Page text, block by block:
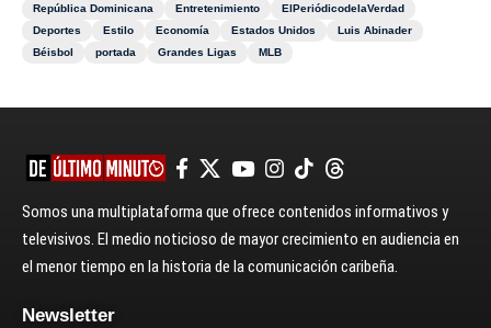
República Dominicana
Entretenimiento
ElPeriódicodelaVerdad
Deportes
Estilo Economía Estados Unidos
Luis Abinader
Béisbol
portada Grandes Ligas MLB
Somos una multiplataforma que ofrece contenidos informativos y
televisivos. El medio noticioso de mayor crecimiento en audiencia en
el menor tiempo en la historia de la comunicación caribeña.
Newsletter